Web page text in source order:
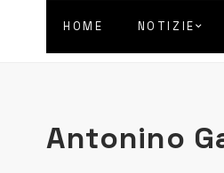
HOME NOTIZIE
Antonino